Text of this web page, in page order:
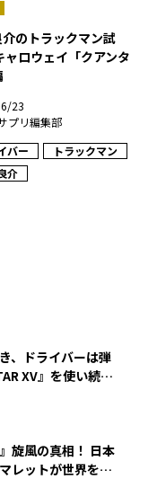
のトラックマン試
ャロウェイ「クアンタ
23
プリ編集部
バー
トラックマン
介
、ドライバーは弾
XV』を使い続け
旋風の真相！ 日本
レットが世界を席